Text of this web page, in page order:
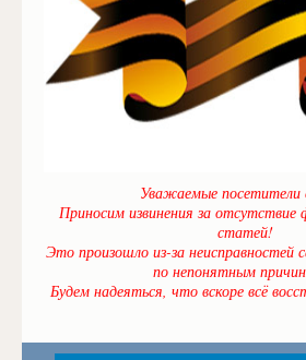
Уважаемые посетители
Приносим извинения за
статей!
Это произошло из-за неисправностей
по непонятным
Будем надеяться, что вскоре всё